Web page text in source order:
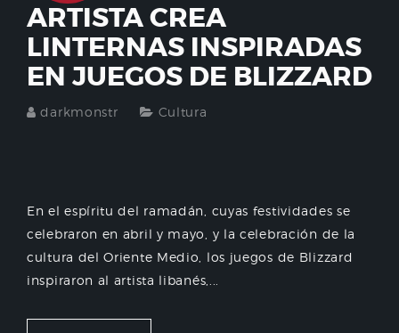
ARTISTA CREA
LINTERNAS INSPIRADAS
EN JUEGOS DE BLIZZARD
darkmonstr Cultura
En el espíritu del ramadán, cuyas festividades se
celebraron en abril y mayo, y la celebración de la
cultura del Oriente Medio, los juegos de Blizzard
inspiraron al artista libanés,...